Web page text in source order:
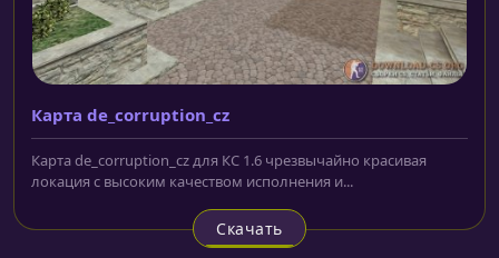
Карта de_corruption_cz
Карта de_corruption_cz для КС 1.6 чрезвычайно красивая
локация с высоким качеством исполнения и...
Скачать